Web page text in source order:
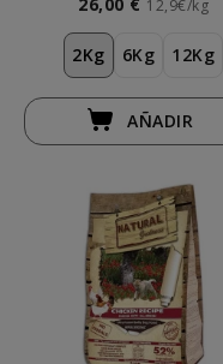
12,9€/kg
2Kg 6Kg 12Kg
AÑADIR